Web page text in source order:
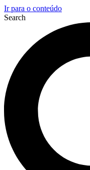
Ir para o conteúdo
Search